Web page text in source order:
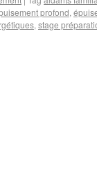
profond,
, stage